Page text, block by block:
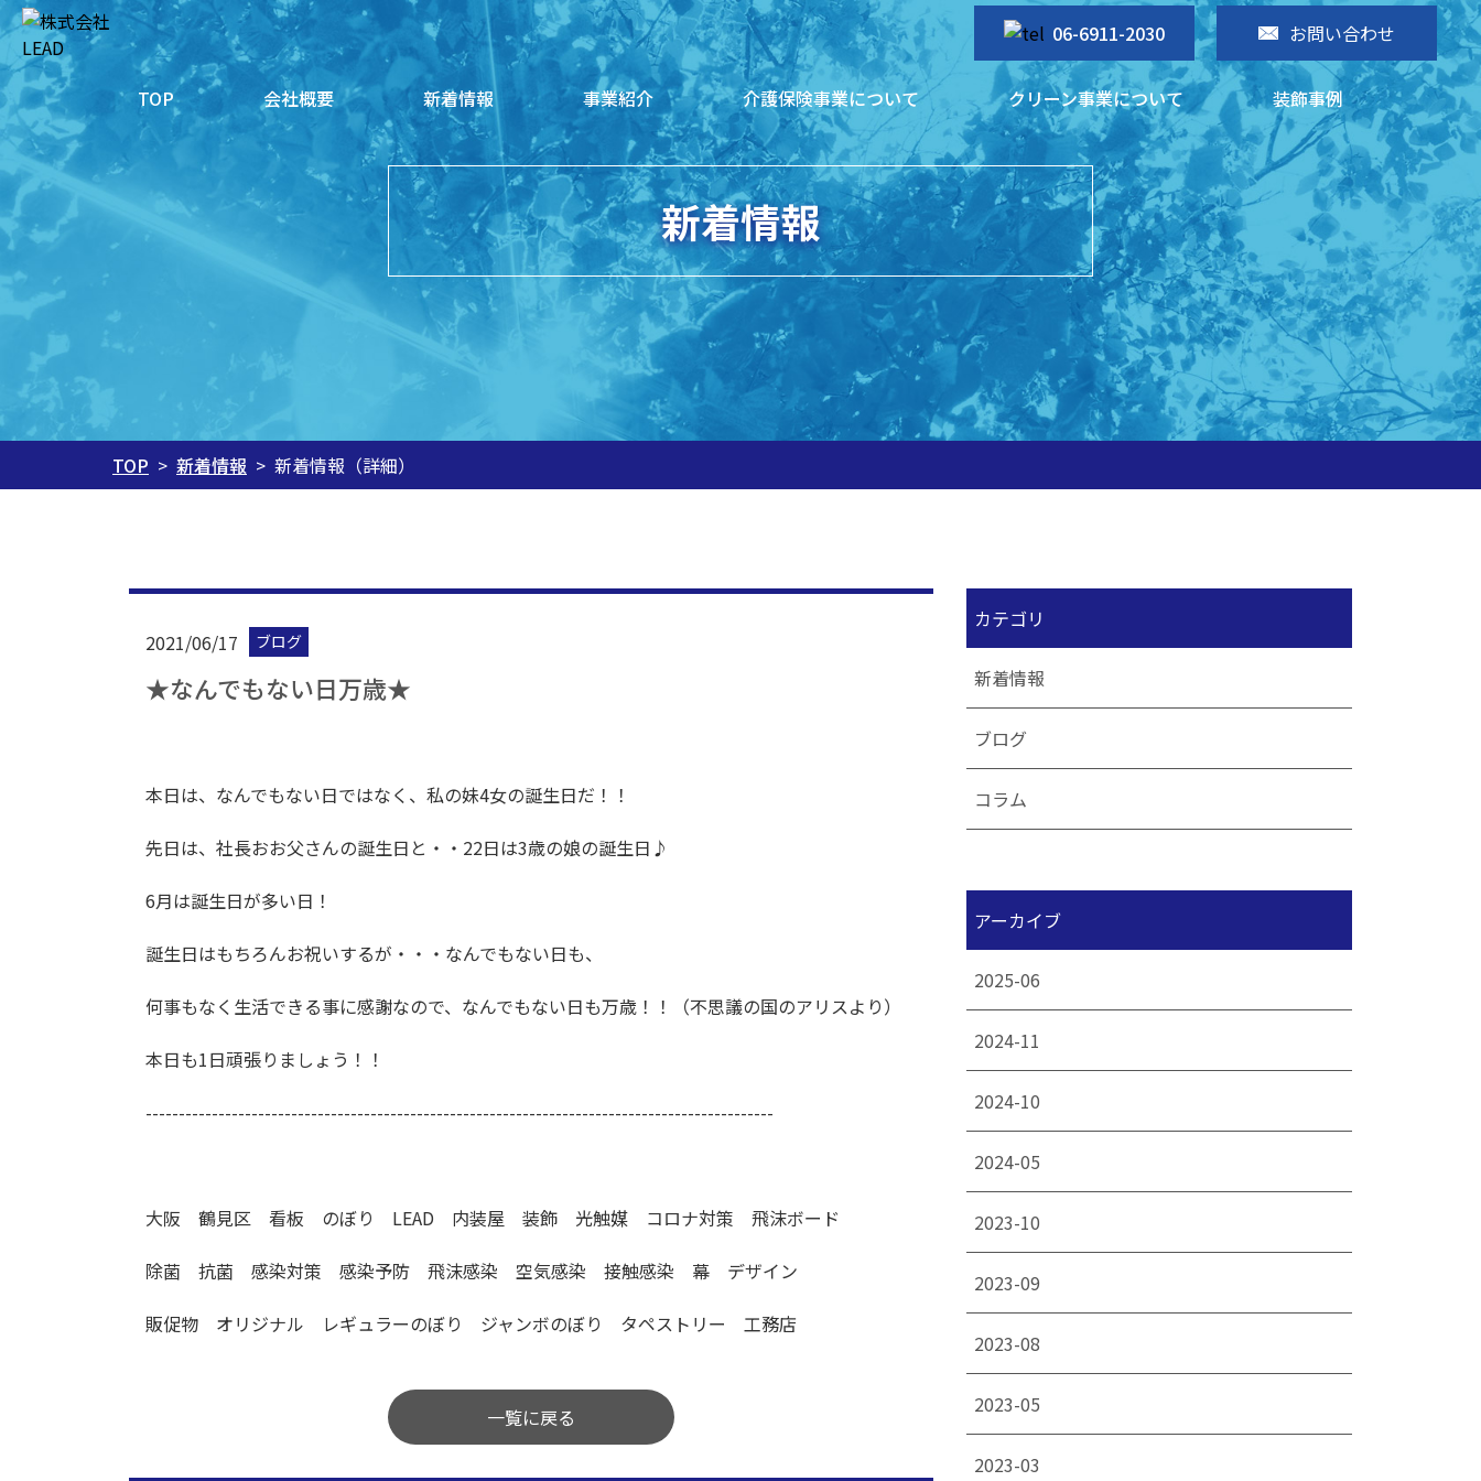
TOP 会社概要 新着情報 事業紹介 介護保険事業について クリーン事業について 装飾事例
06-6911-2030 お問い合わせ
新着情報
TOP > 新着情報 > 新着情報（詳細）
2021/06/17 ブログ
★なんでもない日万歳★
本日は、なんでもない日ではなく、私の妹4女の誕生日だ！！
先日は、社長おお父さんの誕生日と・・22日は3歳の娘の誕生日♪
6月は誕生日が多い日！
誕生日はもちろんお祝いするが・・・なんでもない日も、
何事もなく生活できる事に感謝なので、なんでもない日も万歳！！（不思議の国のアリスより）
本日も1日頑張りましょう！！
-----------------------------------------------------------------------------------------------
大阪 鶴見区 看板 のぼり LEAD 内装屋 装飾 光触媒 コロナ対策 飛沫ボード
除菌 抗菌 感染対策 感染予防 飛沫感染 空気感染 接触感染 幕 デザイン
販促物 オリジナル レギュラーのぼり ジャンボのぼり タペストリー 工務店
一覧に戻る
カテゴリ
新着情報
ブログ
コラム
アーカイブ
2025-06
2024-11
2024-10
2024-05
2023-10
2023-09
2023-08
2023-05
2023-03